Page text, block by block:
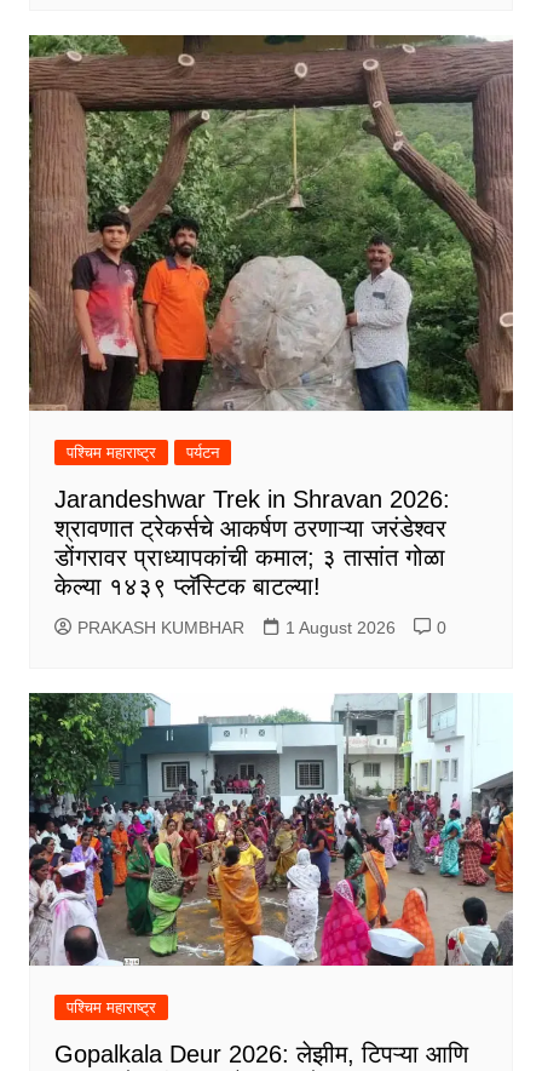
पश्चिम महाराष्ट्र पर्यटन
Jarandeshwar Trek in Shravan 2026:
श्रावणात ट्रेकर्सचे आकर्षण ठरणाऱ्या जरंडेश्वर
डोंगरावर प्राध्यापकांची कमाल; ३ तासांत गोळा
केल्या १४३९ प्लॅस्टिक बाटल्या!
PRAKASH KUMBHAR 1 August 2026 0
पश्चिम महाराष्ट्र
Gopalkala Deur 2026: लेझीम, टिपऱ्या आणि